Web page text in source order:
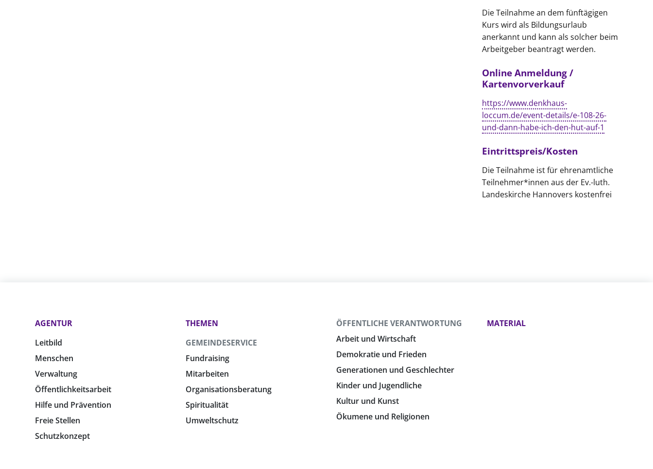
Die Teilnahme an dem fünftägigen
Kurs wird als Bildungsurlaub
anerkannt und kann als solcher beim
Arbeitgeber beantragt werden.
Online Anmeldung /
Kartenvorverkauf
https://www.denkhaus-
loccum.de/event-details/e-108-26-
und-dann-habe-ich-den-hut-auf-1
Eintrittspreis/Kosten
Die Teilnahme ist für ehrenamtliche
Teilnehmer*innen aus der Ev.-luth.
Landeskirche Hannovers kostenfrei
AGENTUR
Leitbild
Menschen
Verwaltung
Öffentlichkeitsarbeit
Hilfe und Prävention
Freie Stellen
Schutzkonzept
THEMEN
GEMEINDESERVICE
Fundraising
Mitarbeiten
Organisationsberatung
Spiritualität
Umweltschutz
ÖFFENTLICHE VERANTWORTUNG
Arbeit und Wirtschaft
Demokratie und Frieden
Generationen und Geschlechter
Kinder und Jugendliche
Kultur und Kunst
Ökumene und Religionen
MATERIAL